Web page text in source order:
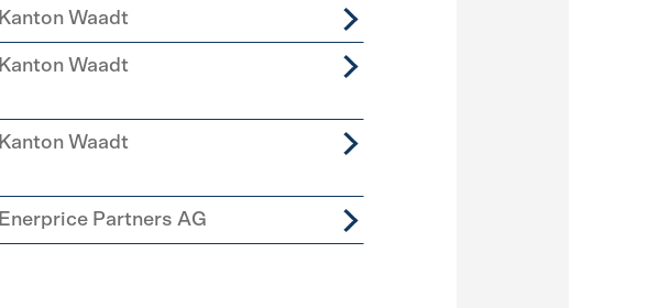
Kanton Waadt
Kanton Waadt
Kanton Waadt
Enerprice Partners AG